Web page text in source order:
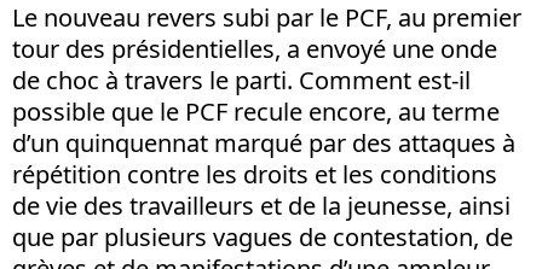
Le nouveau revers subi par le PCF, au premier
tour des présidentielles, a envoyé une onde
de choc à travers le parti. Comment est-il
possible que le PCF recule encore, au terme
d’un quinquennat marqué par des attaques à
répétition contre les droits et les conditions
de vie des travailleurs et de la jeunesse, ainsi
que par plusieurs vagues de contestation, de